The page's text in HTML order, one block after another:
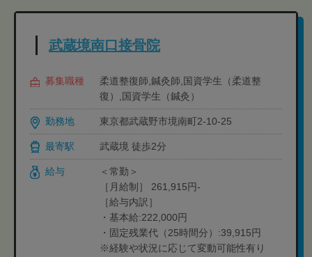
武蔵境南口接骨院
募集職種
柔道整復師,鍼灸師,国資学生（柔道整
復）,国資学生（鍼灸）
勤務地 東京都武蔵野市境南町2-10-25
最寄駅 武蔵境 徒歩2分
給与
＜常勤＞
［月給制］ 261,915円-
［給与内訳］
・基本給:222,000円
・固定残業代（25時間分）:39,915円
※経験や状況に応じて変動可能性有り